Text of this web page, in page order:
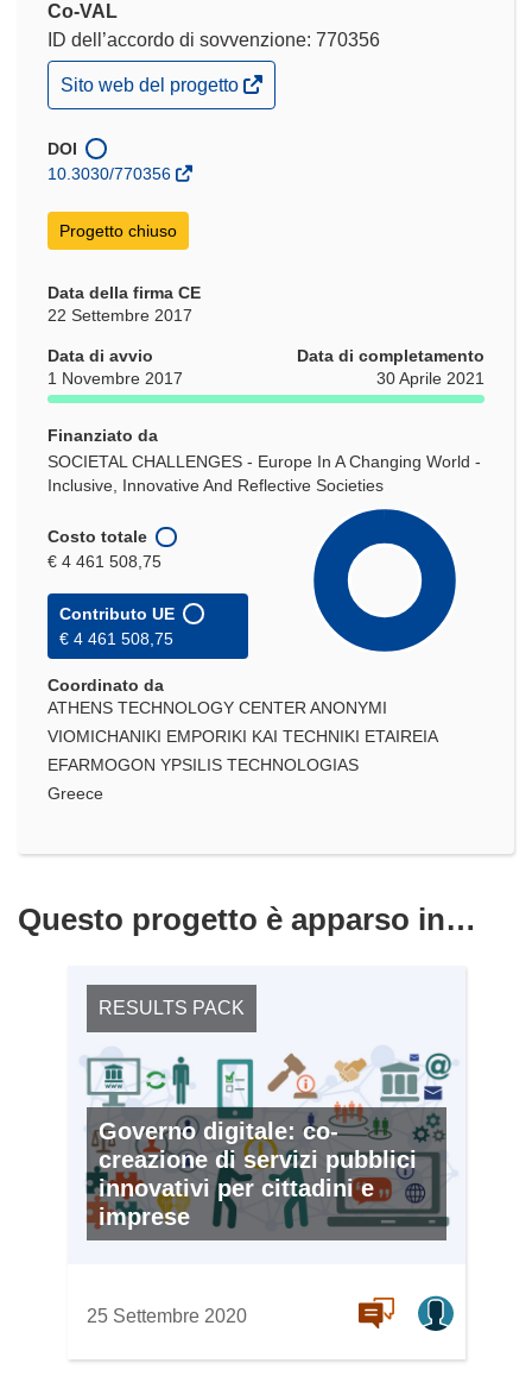
Co-VAL
ID dell’accordo di sovvenzione: 770356
(si
apre
una
nuova
Sito web del progetto
DOI
10.3030/770356
Progetto chiuso
Data della firma CE
22 Settembre 2017
Data di avvio
1 Novembre 2017
Data di completamento
30 Aprile 2021
Finanziato da
SOCIETAL CHALLENGES - Europe In A Changing World -
Inclusive, Innovative And Reflective Societies
Costo totale
€ 4 461 508,75
Contributo UE
€ 4 461 508,75
Coordinato da
ATHENS TECHNOLOGY CENTER ANONYMI
VIOMICHANIKI EMPORIKI KAI TECHNIKI ETAIREIA
EFARMOGON YPSILIS TECHNOLOGIAS
Greece
Questo progetto è apparso in…
RESULTS PACK
Governo digitale: co-
creazione di servizi pubblici
innovativi per cittadini e
imprese
25 Settembre 2020